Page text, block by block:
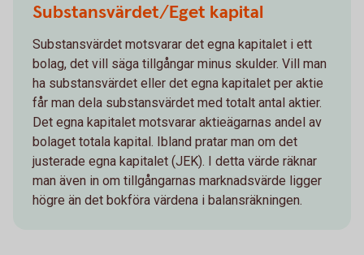
Substansvärdet/Eget kapital
Substansvärdet motsvarar det egna kapitalet i ett
bolag, det vill säga tillgångar minus skulder. Vill man
ha substansvärdet eller det egna kapitalet per aktie
får man dela substansvärdet med totalt antal aktier.
Det egna kapitalet motsvarar aktieägarnas andel av
bolaget totala kapital. Ibland pratar man om det
justerade egna kapitalet (JEK). I detta värde räknar
man även in om tillgångarnas marknadsvärde ligger
högre än det bokföra värdena i balansräkningen.